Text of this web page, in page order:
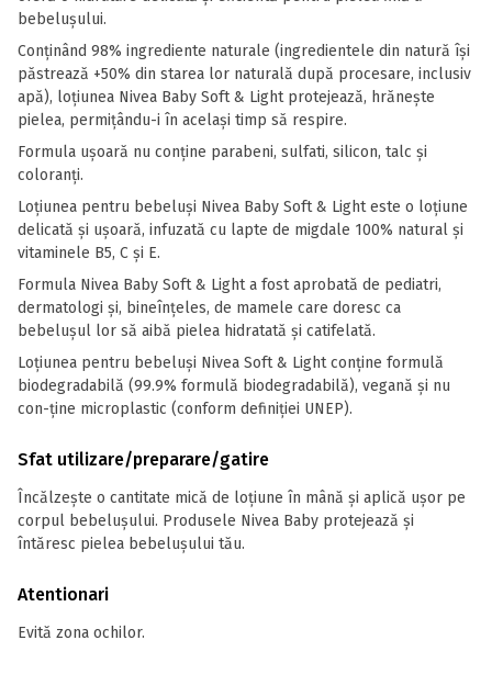
bebelușului.
Conținând 98% ingrediente naturale (ingredientele din natură își
păstrează +50% din starea lor naturală după procesare, inclusiv
apă), loțiunea Nivea Baby Soft & Light protejează, hrănește
pielea, permițându-i în același timp să respire.
Formula ușoară nu conține parabeni, sulfati, silicon, talc și
coloranți.
Loțiunea pentru bebeluși Nivea Baby Soft & Light este o loțiune
delicată și ușoară, infuzată cu lapte de migdale 100% natural și
vitaminele B5, C și E.
Formula Nivea Baby Soft & Light a fost aprobată de pediatri,
dermatologi și, bineînțeles, de mamele care doresc ca
bebelușul lor să aibă pielea hidratată și catifelată.
Loțiunea pentru bebeluși Nivea Soft & Light conține formulă
biodegradabilă (99.9% formulă biodegradabilă), vegană și nu
con-ține microplastic (conform definiției UNEP).
Sfat utilizare/preparare/gatire
Încălzește o cantitate mică de loțiune în mână și aplică ușor pe
corpul bebelușului. Produsele Nivea Baby protejează și
întăresc pielea bebelușului tău.
Atentionari
Evită zona ochilor.